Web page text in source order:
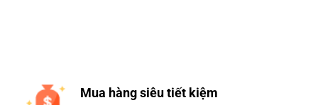
Mua hàng siêu tiết kiệm